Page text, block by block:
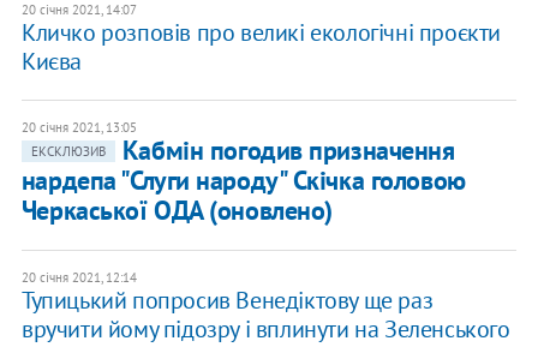
20 січня 2021, 14:07
Кличко розповів про великі екологічні проєкти
Києва
20 січня 2021, 13:05
ЕКСКЛЮЗИВ
Кабмін погодив призначення
нардепа "Слуги народу" Скічка головою
Черкаської ОДА (оновлено)
20 січня 2021, 12:14
Тупицький попросив Венедіктову ще раз
вручити йому підозру і вплинути на Зеленського